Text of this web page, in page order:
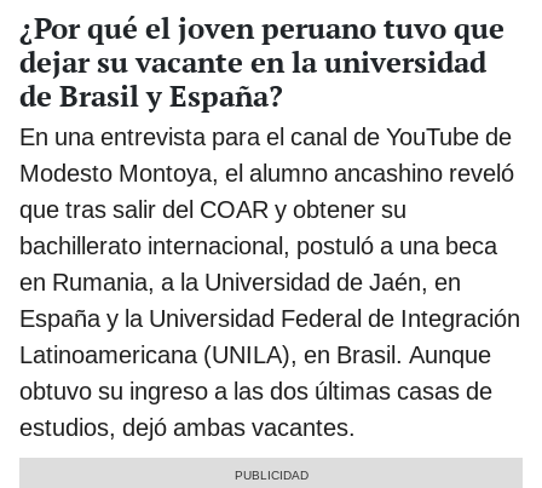
¿Por qué el joven peruano tuvo que
dejar su vacante en la universidad
de Brasil y España?
En una entrevista para el canal de YouTube de
Modesto Montoya, el alumno ancashino reveló
que tras salir del COAR y obtener su
bachillerato internacional, postuló a una beca
en Rumania, a la Universidad de Jaén, en
España y la Universidad Federal de Integración
Latinoamericana (UNILA), en Brasil. Aunque
obtuvo su ingreso a las dos últimas casas de
estudios, dejó ambas vacantes.